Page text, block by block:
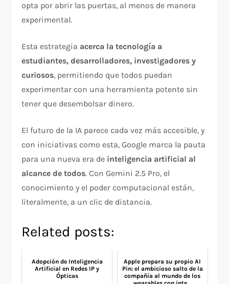
opta por abrir las puertas, al menos de manera
experimental.
Esta estrategia acerca la tecnología a
estudiantes, desarrolladores, investigadores y
curiosos, permitiendo que todos puedan
experimentar con una herramienta potente sin
tener que desembolsar dinero.
El futuro de la IA parece cada vez más accesible, y
con iniciativas como esta, Google marca la pauta
para una nueva era de inteligencia artificial al
alcance de todos. Con Gemini 2.5 Pro, el
conocimiento y el poder computacional están,
literalmente, a un clic de distancia.
Related posts:
Adopción de Inteligencia
Artificial en Redes IP y
Ópticas
Apple prepara su propio AI
Pin: el ambicioso salto de la
compañía al mundo de los